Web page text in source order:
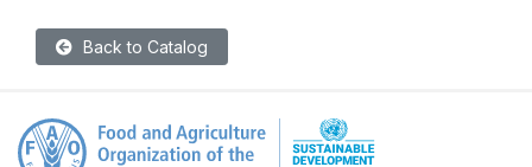
Back to Catalog